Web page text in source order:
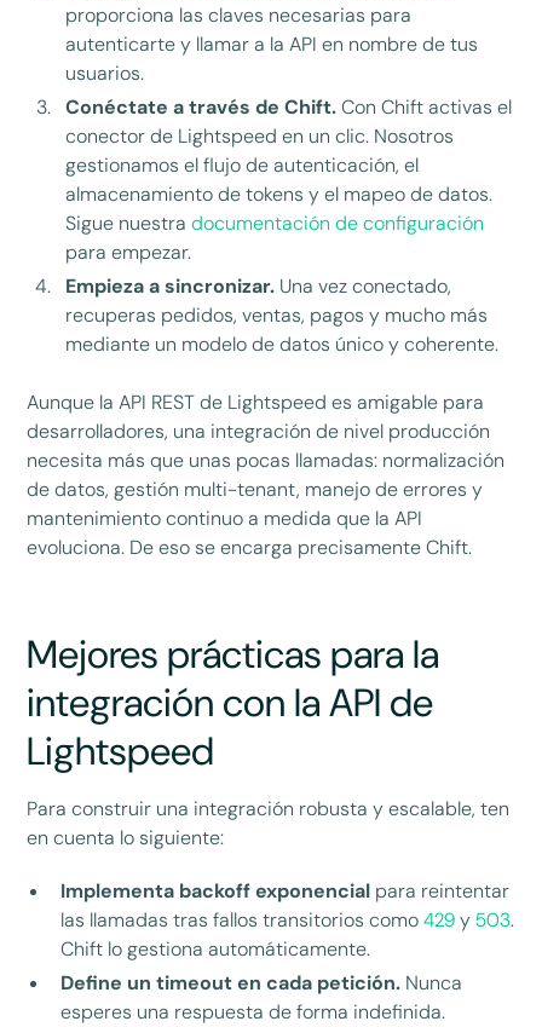
proporciona las claves necesarias para
autenticarte y llamar a la API en nombre de tus
usuarios.
Conéctate a través de Chift.Con Chift activas el
conector de Lightspeed en un clic. Nosotros
gestionamos el flujo de autenticación, el
almacenamiento de tokens y el mapeo de datos.
Sigue nuestradocumentación de configuración
para empezar.
Empieza a sincronizar. Una vez conectado,
recuperas pedidos, ventas, pagos y mucho más
mediante un modelo de datos único y coherente.
Aunque la API REST de Lightspeed es amigable para
desarrolladores, una integración de nivel producción
necesita más que unas pocas llamadas: normalización
de datos, gestión multi-tenant, manejo de errores y
mantenimiento continuo a medida que la API
evoluciona. De eso se encarga precisamente Chift.
Mejores prácticas para la
integración con la API de
Lightspeed
Para construir una integración robusta y escalable, ten
en cuenta lo siguiente:
Implementa backoff exponencial para reintentar
las llamadas tras fallos transitorios como429y503.
Chift lo gestiona automáticamente.
Define un timeout en cada petición. Nunca
esperes una respuesta de forma indefinida.